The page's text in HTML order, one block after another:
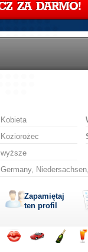
ZA DARMO!
Kobieta
Koziorożec
wyższe
Germany,
Zapamiętaj
ten profil